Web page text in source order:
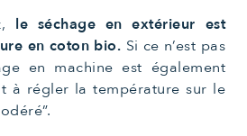
le séchage en extérieur est
en coton bio. Si ce n’est pas
en machine est également
à régler la température sur le